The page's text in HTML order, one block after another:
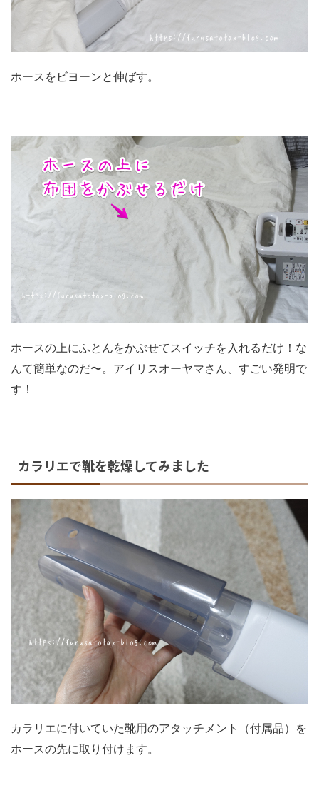
ホースをビヨーンと伸ばす。
ホースの上にふとんをかぶせてスイッチを入れるだけ！な
んて簡単なのだ〜。アイリスオーヤマさん、すごい発明で
す！
カラリエで靴を乾燥してみました
カラリエに付いていた靴用のアタッチメント（付属品）を
ホースの先に取り付けます。